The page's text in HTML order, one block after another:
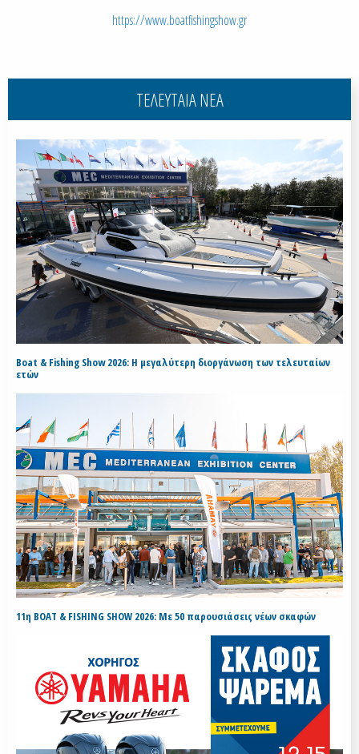
https://www.boatfishingshow.gr
ΤΕΛΕΥΤΑΙΑ ΝΕΑ
Boat & Fishing Show 2026: Η μεγαλύτερη διοργάνωση των τελευταίων
ετών
11η BOAT & FISHING SHOW 2026: Με 50 παρουσιάσεις νέων σκαφών